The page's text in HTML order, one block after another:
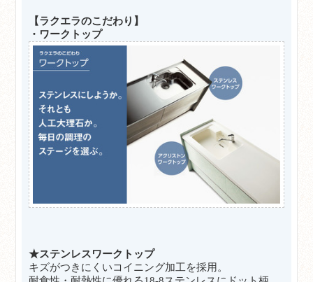
【ラクエラのこだわり】
・ワークトップ
★ステンレスワークトップ
キズがつきにくいコイニング加工を採用。